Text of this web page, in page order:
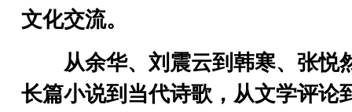
文化交流。
从余华、刘震云到韩寒、张悦
长篇小说到当代诗歌，从文学评论